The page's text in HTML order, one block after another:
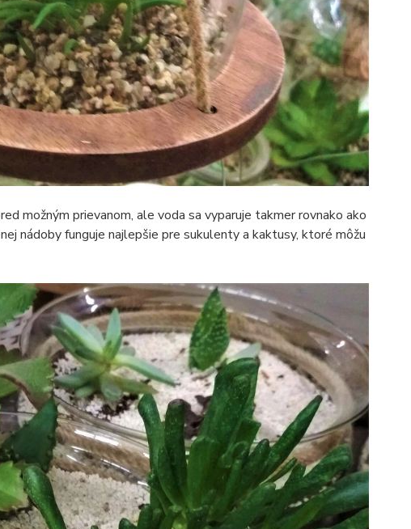
možným prievanom, ale voda sa vyparuje takmer rovnako ako
nádoby funguje najlepšie pre sukulenty a kaktusy, ktoré môžu